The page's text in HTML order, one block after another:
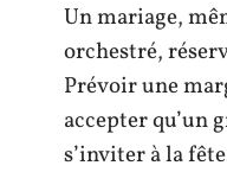
Un mariage,
orchestré,
Prévoir une
accepter qu’un
s’inviter à la